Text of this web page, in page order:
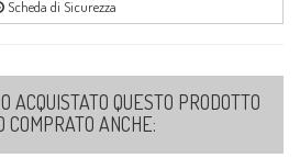
Scheda di Sicurezza
ACQUISTATO QUESTO PRODOTTO
COMPRATO ANCHE: